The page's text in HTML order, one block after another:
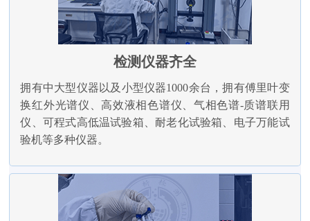
检测仪器齐全
拥有中大型仪器以及小型仪器1000余台，拥有傅里叶变
换红外光谱仪、高效液相色谱仪、气相色谱-质谱联用
仪、可程式高低温试验箱、耐老化试验箱、电子万能试
验机等多种仪器。